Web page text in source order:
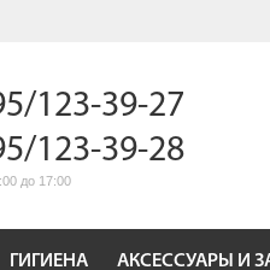
123-39-27
123-39-28
до 17:00
ГИГИЕНА АКСЕССУАРЫ И